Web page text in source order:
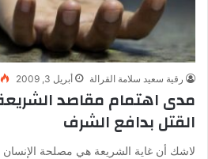
رقية سعيد سلامة القرالة أبريل 3, 2009
مدى اهتمام مقاصد الشريعة
القتل بدافع الشرف
لاشك أن غاية الشريعة هي مصلحة الإنسان